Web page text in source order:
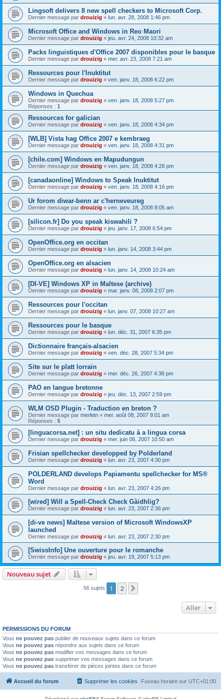
Lingsoft delivers 8 new spell checkers to Microsoft Corp.
Dernier message par drouizig « lun. avr. 28, 2008 1:46 pm
Microsoft Office and Windows in Reo Maori
Dernier message par drouizig « jeu. avr. 24, 2008 10:32 am
Packs linguistiques d'Office 2007 disponibles pour le basque
Dernier message par drouizig « mer. avr. 23, 2008 7:21 am
Ressources pour l'Inuktitut
Dernier message par drouizig « ven. janv. 18, 2008 6:22 pm
Windows in Quechua
Dernier message par drouizig « ven. janv. 18, 2008 5:27 pm
Réponses : 1
Ressources for galician
Dernier message par drouizig « ven. janv. 18, 2008 4:34 pm
[WLB] Vista hag Office 2007 e kembraeg
Dernier message par drouizig « ven. janv. 18, 2008 4:31 pm
[chile.com] Windows en Mapudungun
Dernier message par drouizig « ven. janv. 18, 2008 4:26 pm
[canadaonline] Windows to Speak Inuktitut
Dernier message par drouizig « ven. janv. 18, 2008 4:16 pm
Ur forom diwar-benn ar c'herneveureg
Dernier message par drouizig « ven. janv. 18, 2008 8:05 am
[silicon.fr] Do you speak kiswahili ?
Dernier message par drouizig « jeu. janv. 17, 2008 6:54 pm
OpenOffice.org en occitan
Dernier message par drouizig « lun. janv. 14, 2008 3:44 pm
OpenOffice.org en alsacien
Dernier message par drouizig « lun. janv. 14, 2008 10:24 am
[DI-VE] Windows XP in Maltese (archive)
Dernier message par drouizig « mar. janv. 08, 2008 2:07 pm
Ressources pour l'occitan
Dernier message par drouizig « lun. janv. 07, 2008 10:27 am
Ressources pour le basque
Dernier message par drouizig « lun. déc. 31, 2007 6:35 pm
Dictionnaire français-alsacien
Dernier message par drouizig « ven. déc. 28, 2007 5:34 pm
Site sur le platt lorrain
Dernier message par drouizig « mer. déc. 26, 2007 4:38 pm
PAO en langue bretonne
Dernier message par drouizig « jeu. déc. 13, 2007 2:59 pm
WLM OSD Plugin - Traduction en breton ?
Dernier message par merletn « mer. août 08, 2007 9:01 am
Réponses : 5
[linguacorsa.net] : un situ dedicatu à a lingua corsa
Dernier message par drouizig « mer. juin 06, 2007 10:50 am
Frisian spellchecker developped by Polderland
Dernier message par drouizig « lun. avr. 23, 2007 4:30 pm
POLDERLAND develops Papiamentu spellchecker for MS®
Word
Dernier message par drouizig « lun. avr. 23, 2007 4:26 pm
[wired] Will a Spell-Check Check Gàidhlig?
Dernier message par drouizig « lun. avr. 23, 2007 2:36 pm
[di-ve news] Maltese version of Microsoft WindowsXP
launched
Dernier message par drouizig « lun. avr. 23, 2007 2:30 pm
[SwissInfo] Une ouverture pour le romanche
Dernier message par drouizig « jeu. avr. 19, 2007 5:13 pm
Nouveau sujet
56 sujets 1 2
Aller
PERMISSIONS DU FORUM
Vous ne pouvez pas publier de nouveaux sujets dans ce forum
Vous ne pouvez pas répondre aux sujets dans ce forum
Vous ne pouvez pas modifier vos messages dans ce forum
Vous ne pouvez pas supprimer vos messages dans ce forum
Vous ne pouvez pas transférer de pièces jointes dans ce forum
Accueil du forum Fuseau horaire sur UTC+01:00
Supprimer les cookies